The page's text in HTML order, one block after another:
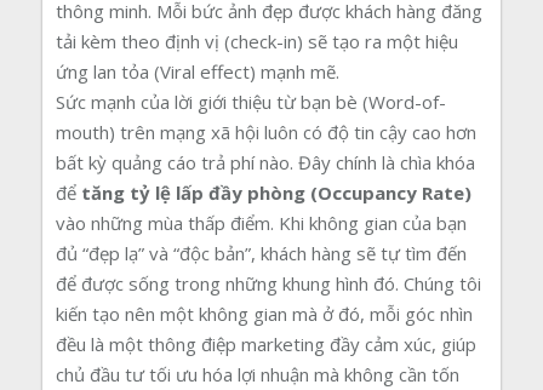
thông minh. Mỗi bức ảnh đẹp được khách hàng đăng
tải kèm theo định vị (check-in) sẽ tạo ra một hiệu
ứng lan tỏa (Viral effect) mạnh mẽ.
Sức mạnh của lời giới thiệu từ bạn bè (Word-of-
mouth) trên mạng xã hội luôn có độ tin cậy cao hơn
bất kỳ quảng cáo trả phí nào. Đây chính là chìa khóa
để tăng tỷ lệ lấp đầy phòng (Occupancy Rate)
vào những mùa thấp điểm. Khi không gian của bạn
đủ “đẹp lạ” và “độc bản”, khách hàng sẽ tự tìm đến
để được sống trong những khung hình đó. Chúng tôi
kiến tạo nên một không gian mà ở đó, mỗi góc nhìn
đều là một thông điệp marketing đầy cảm xúc, giúp
chủ đầu tư tối ưu hóa lợi nhuận mà không cần tốn